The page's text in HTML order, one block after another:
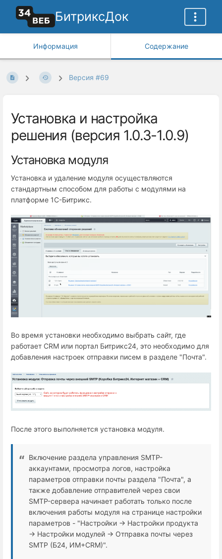
БитриксДок
Информация Содержание
Версия #69
Установка и настройка
решения (версия 1.0.3-1.0.9)
Установка модуля
Установка и удаление модуля осуществляются
стандартным способом для работы с модулями на
платформе 1С-Битрикс.
Во время установки необходимо выбрать сайт, где
работает СRM или портал Битрикс24, это необходимо для
добавления настроек отправки писем в разделе "Почта".
После этого выполняется установка модуля.
Включение раздела управления SMTP-
аккаунтами, просмотра логов, настройка
параметров отправки почты раздела "Почта", а
также добавление отправителей через свои
SMTP-сервера начинает работать только после
включения работы модуля на странице настройки
параметров - "Настройки → Настройки продукта
→ Настройки модулей → Отправка почты через
SMTP (Б24, ИМ+СRM)".